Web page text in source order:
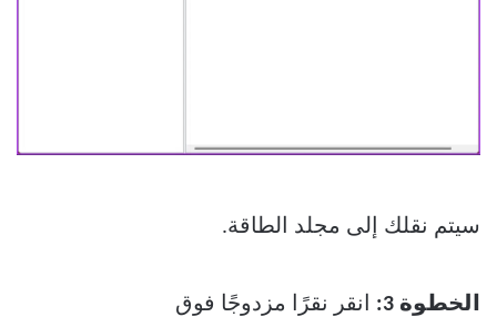
سيتم نقلك إلى مجلد الطاقة.
الخطوة 3: انقر نقرًا مزدوجًا فوق